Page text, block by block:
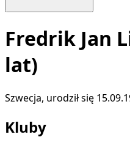
Fredrik Jan
lat)
Szwecja, urodził się
Kluby